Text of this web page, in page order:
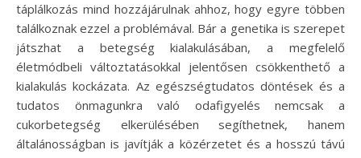
táplálkozás mind hozzájárulnak ahhoz, hogy egyre többen
találkoznak ezzel a problémával. Bár a genetika is szerepet
játszhat a betegség kialakulásában, a megfelelő
életmódbeli változtatásokkal jelentősen csökkenthető a
kialakulás kockázata. Az egészségtudatos döntések és a
tudatos önmagunkra való odafigyelés nemcsak a
cukorbetegség elkerülésében segíthetnek, hanem
általánosságban is javítják a közérzetet és a hosszú távú